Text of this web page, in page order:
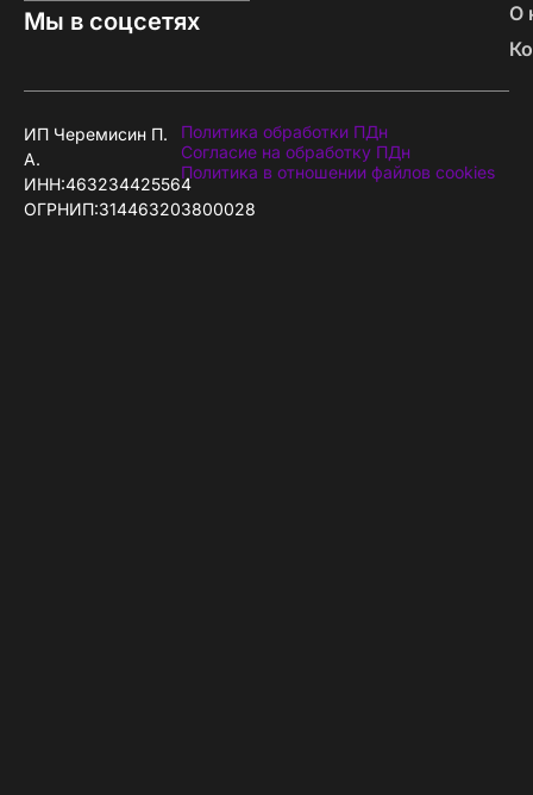
Мы в соцсетях
О
ИП Черемисин П.
А.
ИНН:463234425564
ОГРНИП:314463203800028
Политика обработки ПДн
Согласие на обработку ПДн
Политика в отношении файлов cookies